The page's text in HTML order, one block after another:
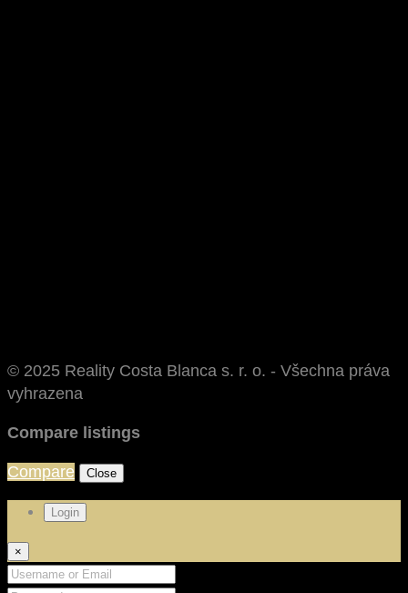
© 2025 Reality Costa Blanca s. r. o. - Všechna práva
vyhrazena
Compare listings
Compare Close
Login
×